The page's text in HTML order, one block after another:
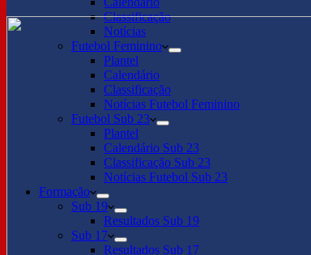
Classificação
Notícias
Futebol Feminino
Plantel
Calendário
Classificação
Notícias Futebol Feminino
Futebol Sub 23
Plantel
Calendário Sub 23
Classificação Sub 23
Notícias Futebol Sub 23
Formação
Sub 19
Resultados Sub 19
Sub 17
Resultados Sub 17